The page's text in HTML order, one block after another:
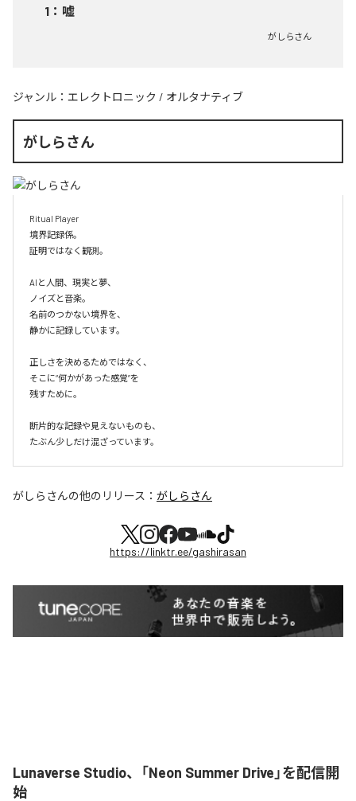
1 ： 嘘
がしらさん
ジャンル： エレクトロニック / オルタナティブ
がしらさん
Ritual Player
境界記録係。
証明ではなく観測。
AIと人間、現実と夢、
ノイズと音楽。
名前のつかない境界を、
静かに記録しています。
正しさを決めるためではなく、
そこに“何かがあった感覚”を
残すために。
断片的な記録や見えないものも、
たぶん少しだけ混ざっています。
がしらさんの他のリリース： がしらさん
https://linktr.ee/gashirasan
Lunaverse Studio、「Neon Summer Drive」を配信開
始